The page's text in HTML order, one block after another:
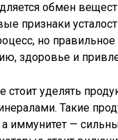
обмен
признаки
но
здоровье и
стоит уделять
Такие
а иммунитет —